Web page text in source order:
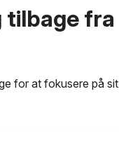
tilbage fra
for at fokusere på sit